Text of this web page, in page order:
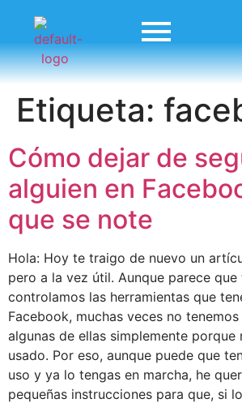
Etiqueta:
Cómo dejar de
alguien en
que se note
Hola: Hoy te traigo de nuevo un
pero a la vez útil. Aunque parece
controlamos las herramientas que
Facebook, muchas veces no
algunas de ellas simplemente porque
usado. Por eso, aunque puede que
uso y ya lo tengas en marcha, he
pequeñas instrucciones para que, si